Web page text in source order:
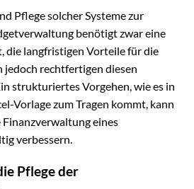
Pflege solcher Systeme zur
benötigt zwar eine
die langfristigen Vorteile für die
rechtfertigen diesen
strukturiertes Vorgehen, wie es in
Vorlage zum Tragen kommt, kann
eines
verbessern.
Pflege der